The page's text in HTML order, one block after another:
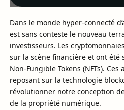
Dans le monde hyper-connecté
est sans conteste le nouveau
investisseurs. Les
sur la scène financière et ont été
Non-Fungible Tokens (NFTs).
reposant sur la technologie
révolutionner notre conception
de la propriété numérique.